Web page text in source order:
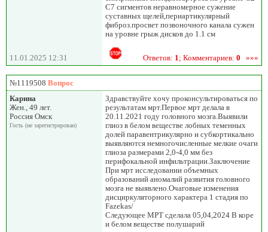
С7 сигментов неравномерное сужение
суставных щелей,периартикулярный
фиброз.просвет позвоночного канала сужен
на уровне грыж дисков до 1.1 см
11.01.2025 12:31 Ответов: 1; Комментариев: 0 »»»
№1119508 Вопрос
Карина
Жен., 49 лет.
Россия Омск
Гость (не зарегистрирован)
Здравствуйте хочу проконсультироваться по
результатам мрт.Первое мрт делала в
20.11.2021 году головного мозга.Выявили
глиоз в белом веществе лобных теменных
долей паравентрикулярно и субкортикально
выявляются немногочисленные мелкие очаги
глиоза размерами 2,0-4,0 мм без
перифокальной инфильтрации.Заключение
При мрт исследовании объемных
образований аномалий развития головного
мозга не выявлено.Очаговые изменения
дисциркуляторного характера 1 стадия по
Fazekas/
Следующее МРТ сделала 05,04,2024 В коре
и белом веществе полушарий